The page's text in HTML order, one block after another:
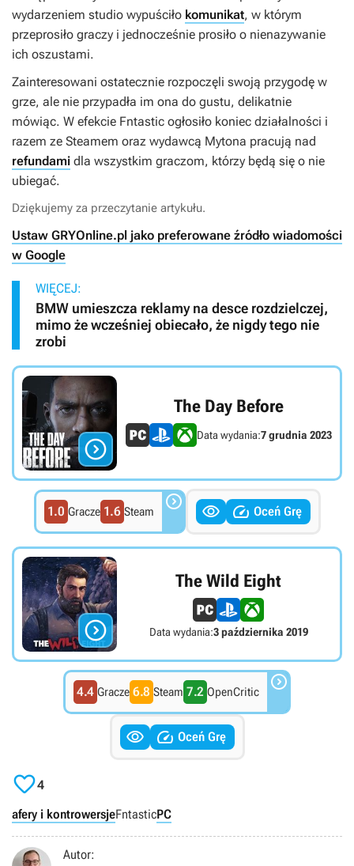
wydarzeniem studio wypuściło komunikat, w którym
przeprosiło graczy i jednocześnie prosiło o nienazywanie
ich oszustami.
Zainteresowani ostatecznie rozpoczęli swoją przygodę w
grze, ale nie przypadła im ona do gustu, delikatnie
mówiąc. W efekcie Fntastic ogłosiło koniec działalności i
razem ze Steamem oraz wydawcą Mytona pracują nad
refundami dla wszystkim graczom, którzy będą się o nie
ubiegać.
Dziękujemy za przeczytanie artykułu.
Ustaw GRYOnline.pl jako preferowane źródło wiadomości
w Google
WIĘCEJ:
BMW umieszcza reklamy na desce rozdzielczej,
mimo że wcześniej obiecało, że nigdy tego nie
zrobi

The Day Before
Data wydania:7 grudnia 2023
1.0 Gracze 1.6 Steam    Oceń Grę

The Wild Eight
Data wydania:3 października 2019
4.4 Gracze 6.8 Steam 7.2 OpenCritic 
  Oceń Grę
4
afery i kontrowersjeFntasticPC
Autor: